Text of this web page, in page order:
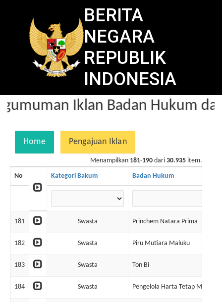
BERITA
NEGARA
REPUBLIK
INDONESIA
Iklan Badan Hukum
Home Pengajuan Iklan
Menampilkan 181-190 dari 30.935 item.
No Kategori Bakum Badan Hukum
181 Swasta Princhem Natara Prima
182 Swasta Piru Mutiara Maluku
183 Swasta Ton Bi
184 Swasta Pengelola Harta Tetap Mandiri